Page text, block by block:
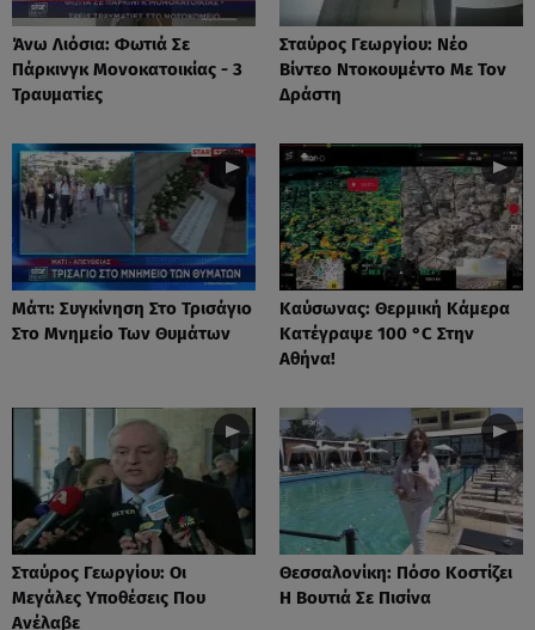
Άνω Λιόσια: Φωτιά Σε
Πάρκινγκ Μονοκατοικίας - 3
Τραυματίες
Σταύρος Γεωργίου: Νέο
Βίντεο Ντοκουμέντο Με Τον
Δράστη
Μάτι: Συγκίνηση Στο Τρισάγιο
Στο Μνημείο Των Θυμάτων
Καύσωνας: Θερμική Κάμερα
Κατέγραψε 100 °C Στην
Αθήνα!
Σταύρος Γεωργίου: Οι
Μεγάλες Υποθέσεις Που
Ανέλαβε
Θεσσαλονίκη: Πόσο Κοστίζει
Η Βουτιά Σε Πισίνα